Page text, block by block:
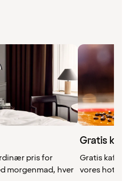
pris for
morgenmad, hver
Gratis
Gratis
vores